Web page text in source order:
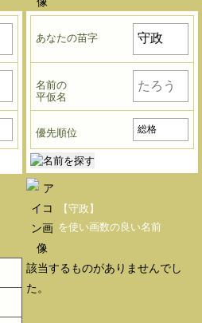
あなたの苗字
名前の
平仮名
優先順位
【守政】
を使い画数の良い名前
該当するものがありませんでし
た。